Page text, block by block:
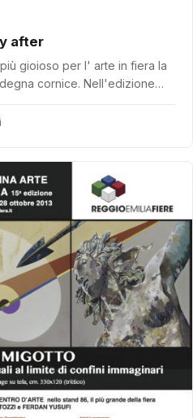
after
gioioso per l' arte in fiera la
cornice. Nell'edizione…